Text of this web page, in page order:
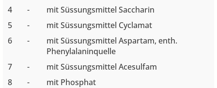
4
-
mit Süssungsmittel Saccharin
5
-
mit Süssungsmittel Cyclamat
6
-
mit Süssungsmittel Aspartam, enth.
Phenylalaninquelle
7
-
mit Süssungsmittel Acesulfam
8
-
mit Phosphat